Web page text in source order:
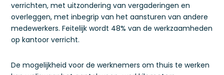
verrichten, met uitzondering van vergaderingen en
overleggen, met inbegrip van het aansturen van andere
medewerkers. Feitelijk wordt 48% van de werkzaamheden
op kantoor verricht.
De mogelijkheid voor de werknemers om thuis te werken